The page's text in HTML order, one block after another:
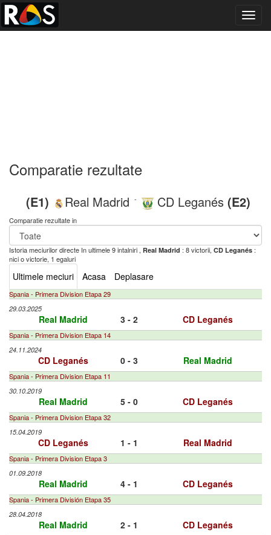
Comparatie rezultate
(E1) Real Madrid - CD Leganés (E2)
Comparatie rezultate in
Istoria meciurilor directe In ultimele 9 intalniri , Real Madrid : 8 victorii, CD Leganés :
nici o victorie, 1 egaluri
Ultimele meciuri Acasa Deplasare
Spania - Primera Division Etapa 29
29.03.2025
Real Madrid 3 - 2 CD Leganés
Spania - Primera Division Etapa 14
24.11.2024
CD Leganés 0 - 3 Real Madrid
Spania - Primera Division Etapa 11
30.10.2019
Real Madrid 5 - 0 CD Leganés
Spania - Primera Division Etapa 32
15.04.2019
CD Leganés 1 - 1 Real Madrid
Spania - Primera Division Etapa 3
01.09.2018
Real Madrid 4 - 1 CD Leganés
Spania - Primera División Etapa 35
28.04.2018
Real Madrid 2 - 1 CD Leganés